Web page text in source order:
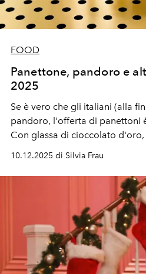
FOOD
Panettone, pandoro e
2025
Se è vero che gli italiani (alla
pandoro, l'offerta di panettoni
Con glassa di cioccolato
10.12.2025 di Silvia Frau